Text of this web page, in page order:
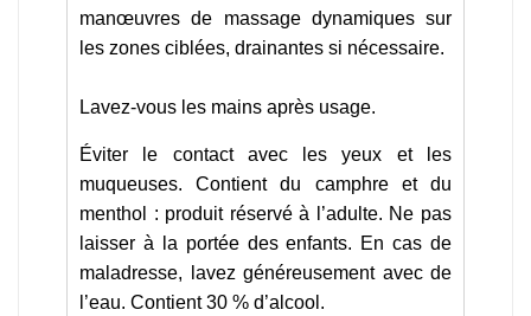
manœuvres de massage dynamiques sur
les zones ciblées, drainantes si nécessaire.
Lavez-vous les mains après usage.
Éviter le contact avec les yeux et les
muqueuses. Contient du camphre et du
menthol : produit réservé à l’adulte. Ne pas
laisser à la portée des enfants. En cas de
maladresse, lavez généreusement avec de
l’eau. Contient 30 % d’alcool.